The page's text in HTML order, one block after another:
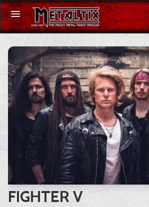
Konzerte
Festivals
Gutschein
Merchandise
DE EN
Anmelden
FIGHTER V